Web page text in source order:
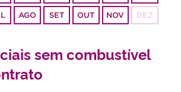
AGO SET OUT NOV DEZ
sem combustível